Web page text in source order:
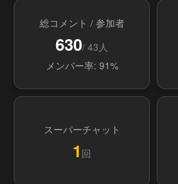
総コメント / 参加者
630/ 43人
メンバー率: 91%
スーパーチャット
1 回